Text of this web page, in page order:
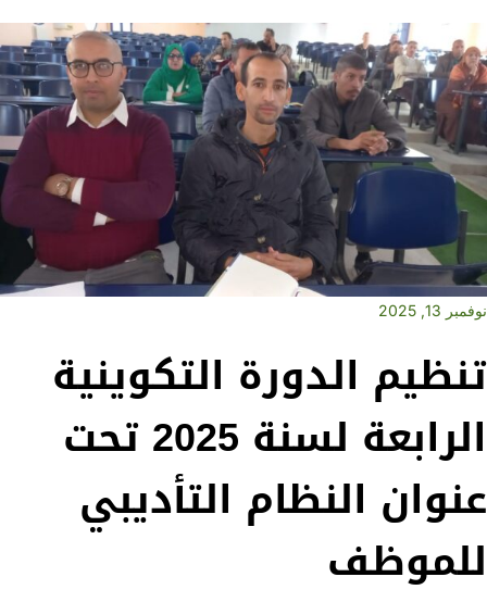
نوفمبر 13, 2025
تنظيم الدورة التكوينية
الرابعة لسنة 2025 تحت
عنوان النظام التأديبي
للموظف